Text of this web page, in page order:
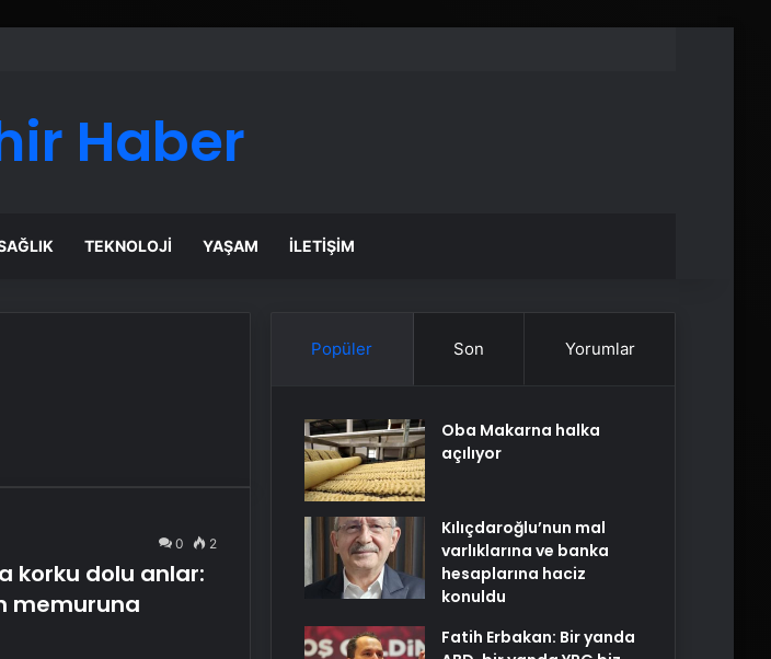
Haber
TEKNOLOJI YAŞAM İLETIŞIM
0 2
korku dolu anlar:
memuruna
Popüler Son Yorumlar
Oba Makarna halka
açılıyor
Kılıçdaroğlu’nun mal
varlıklarına ve banka
hesaplarına haciz
konuldu
Fatih Erbakan: Bir yanda